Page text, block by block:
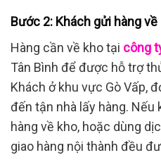
Bước 2: Khách gửi hàng về
Hàng cần về kho tại công
Tân Bình để được hỗ trợ
Khách ở khu vực Gò Vấp,
đến tận nhà lấy hàng.
hàng về kho, hoặc dùng
giao hàng nội thành đều